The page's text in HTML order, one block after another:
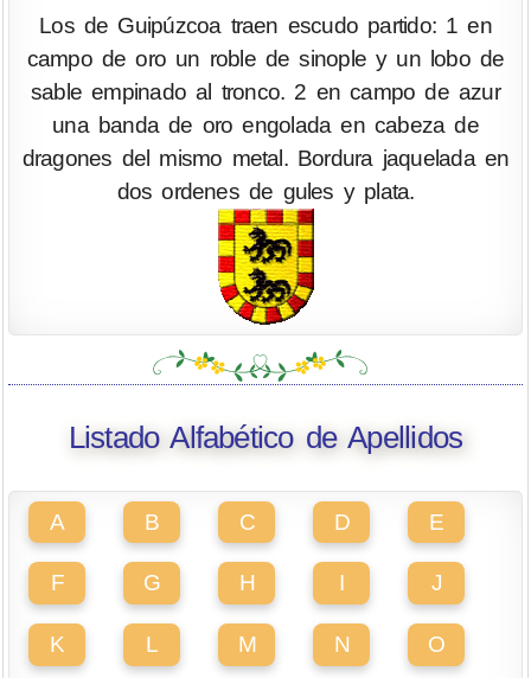
Los de Guipúzcoa traen escudo partido: 1 en
campo de oro un roble de sinople y un lobo de
sable empinado al tronco. 2 en campo de azur
una banda de oro engolada en cabeza de
dragones del mismo metal. Bordura jaquelada en
dos ordenes de gules y plata.
Listado Alfabético de Apellidos
A B C D E
F G H I J
K L M N O